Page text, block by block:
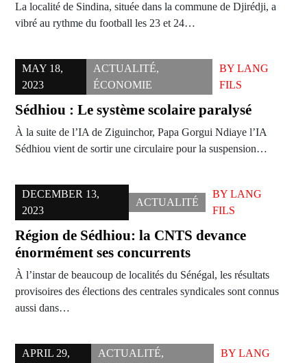
La localité de Sindina, située dans la commune de Djirédji, a
vibré au rythme du football les 23 et 24…
MAY 18,
2023
ACTUALITÉ,
ÉCONOMIE
BYLANG
FILS
Sédhiou : Le système scolaire paralysé
À la suite de l’IA de Ziguinchor, Papa Gorgui Ndiaye l’IA
Sédhiou vient de sortir une circulaire pour la suspension…
DECEMBER 13,
2023
ACTUALITÉ
BY LANG
FILS
Région de Sédhiou: la CNTS devance
énormément ses concurrents
À l’instar de beaucoup de localités du Sénégal, les résultats
provisoires des élections des centrales syndicales sont connus
aussi dans…
APRIL 29,
ACTUALITÉ,
BYLANG